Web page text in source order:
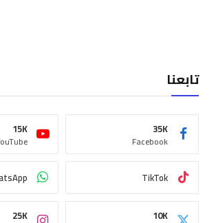
تابعنا
Facebook
35K
15K
TikTok
10K
25K